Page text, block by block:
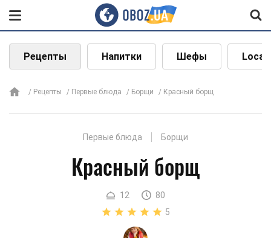
Рецепты Напитки Шефы Local
Рецепты Первые блюда Борщи Красный борщ
Первые блюда Борщи
Красный борщ
12
80
5